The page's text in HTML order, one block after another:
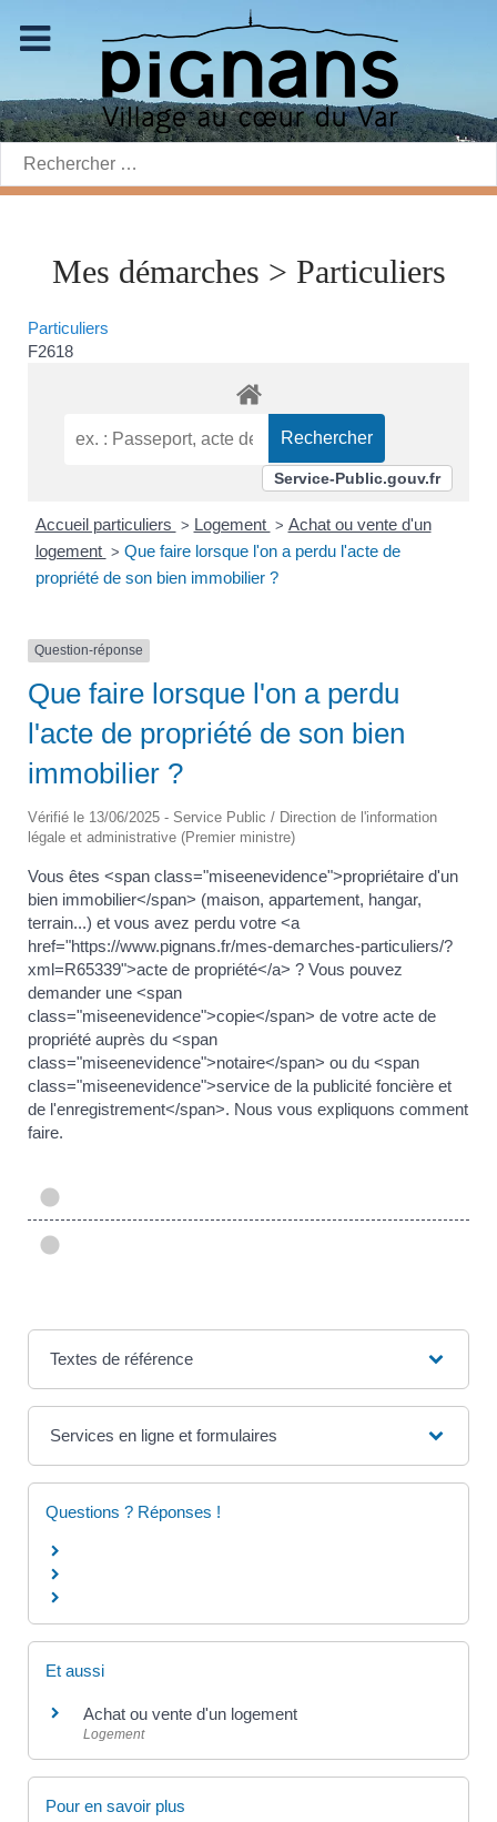
Rechercher:
Mes démarches > Particuliers
Particuliers
F2618
Service-Public.gouv.fr
Accueil particuliers > Logement > Achat ou vente d'un
logement > Que faire lorsque l'on a perdu l'acte de
propriété de son bien immobilier ?
Question-réponse
Que faire lorsque l'on a perdu
l'acte de propriété de son bien
immobilier ?
Vérifié le 13/06/2025 - Service Public / Direction de l'information
légale et administrative (Premier ministre)
Vous êtes <span class="miseenevidence">propriétaire d'un
bien immobilier</span> (maison, appartement, hangar,
terrain...) et vous avez perdu votre <a
href="https://www.pignans.fr/mes-demarches-particuliers/?
xml=R65339">acte de propriété</a> ? Vous pouvez
demander une <span
class="miseenevidence">copie</span> de votre acte de
propriété auprès du <span
class="miseenevidence">notaire</span> ou du <span
class="miseenevidence">service de la publicité foncière et
de l'enregistrement</span>. Nous vous expliquons comment
faire.
Textes de référence
Services en ligne et formulaires
Questions ? Réponses !
Et aussi
Achat ou vente d'un logement
Logement
Pour en savoir plus